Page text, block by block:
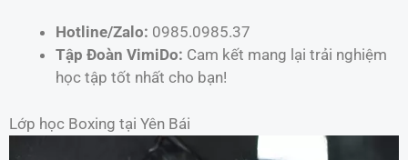
Hotline/Zalo: 0985.0985.37
Tập Đoàn VimiDo: Cam kết mang lại trải nghiệm
học tập tốt nhất cho bạn!
Lớp học Boxing tại Yên Bái